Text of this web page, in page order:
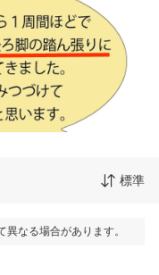
標準
なる場合があります。